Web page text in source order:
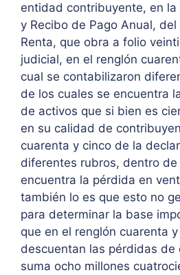
entidad contribuyente, en la
y Recibo de Pago Anual,
Renta, que obra a folio
judicial, en el renglón
cual se contabilizaron
de los cuales se encuentra
de activos que si bien es
en su calidad de
cuarenta y cinco de la
diferentes rubros, dentro de
encuentra la pérdida en
también lo es que esto no
para determinar la base
que en el renglón cuarenta
descuentan las pérdidas de
suma ocho millones